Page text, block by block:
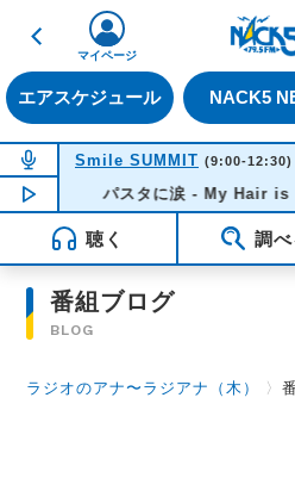
戻る
エアスケジュール NACK5
マイページ
NOW ON AIR
Smile SUMMIT (9:00-12:30)
NOW PLAYING12:07
パスタに涙 - My Hair is
聴く 調べ
番組ブログ
BLOG
ラジオのアナ〜ラジアナ（木） 〉